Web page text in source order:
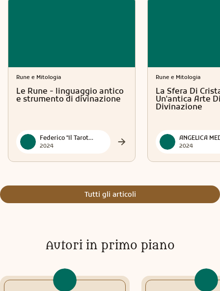
Rune e Mitologia
Le Rune - linguaggio antico
e strumento di divinazione
Federico "Il Tarotmante"
2024
Rune e Mitologia
La Sfera Di
Un'antica Arte
Divinazione
ANGELICA
2024
Tutti gli articoli
Autori in primo piano